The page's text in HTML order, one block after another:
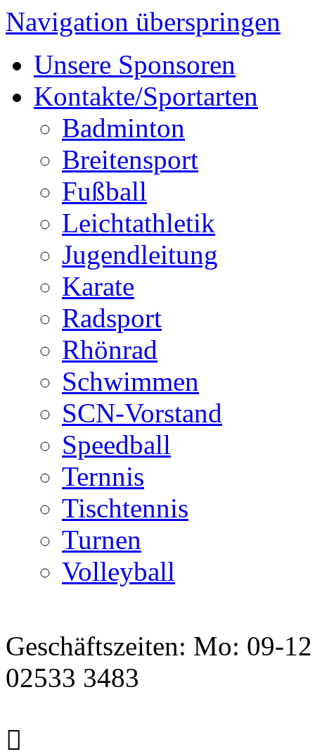
Navigation überspringen
Unsere Sponsoren
Kontakte/Sportarten
Badminton
Breitensport
Fußball
Leichtathletik
Jugendleitung
Karate
Radsport
Rhönrad
Schwimmen
SCN-Vorstand
Speedball
Ternnis
Tischtennis
Turnen
Volleyball
Geschäftszeiten: Mo: 09-
02533 3483